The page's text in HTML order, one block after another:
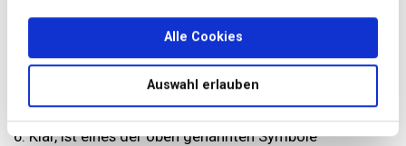
Alle Cookies
Auswahl erlauben
genau, wie Ihr Kleidungsstück gereinigt und gepflegt
Detaillierte Informationen auf Pflegeetiketten
6. Klar, ist eines der oben genannten Symbole